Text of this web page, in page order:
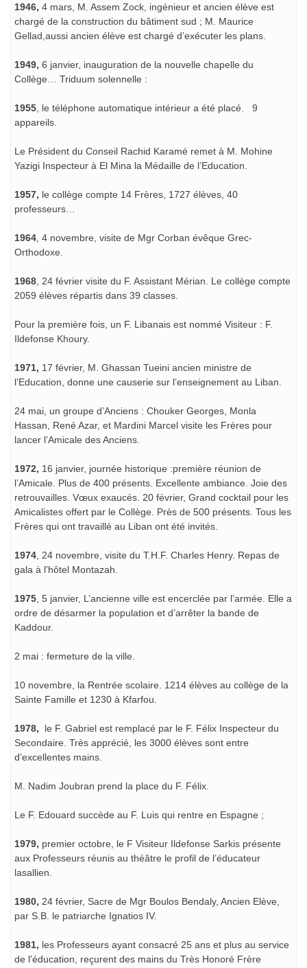
1946, 4 mars, M. Assem Zock, ingénieur et ancien élève est
chargé de la construction du bâtiment sud ; M. Maurice
Gellad,aussi ancien élève est chargé d’exécuter les plans.
1949, 6 janvier, inauguration de la nouvelle chapelle du
Collège… Triduum solennelle :
1955 , le téléphone automatique intérieur a été placé. 9
appareils.
Le Président du Conseil Rachid Karamé remet à M. Mohine
Yazigi Inspecteur à El Mina la Médaille de l’Education.
1957, le collège compte 14 Frères, 1727 élèves, 40
professeurs…
1964 , 4 novembre, visite de Mgr Corban évêque Grec-
Orthodoxe.
1968 , 24 février visite du F. Assistant Mérian. Le collège compte
2059 élèves répartis dans 39 classes.
Pour la première fois, un F. Libanais est nommé Visiteur : F.
Ildefonse Khoury.
1971, 17 février, M. Ghassan Tueini ancien ministre de
l’Education, donne une causerie sur l’enseignement au Liban.
24 mai, un groupe d’Anciens : Chouker Georges, Monla
Hassan, René Azar, et Mardini Marcel visite les Frères pour
lancer l’Amicale des Anciens.
1972, 16 janvier, journée historique :première réunion de
l’Amicale. Plus de 400 présents. Excellente ambiance. Joie des
retrouvailles. Vœux exaucés. 20 février, Grand cocktail pour les
Amicalistes offert par le Collège. Près de 500 présents. Tous les
Frères qui ont travaillé au Liban ont été invités.
1974 , 24 novembre, visite du T.H.F. Charles Henry. Repas de
gala à l’hôtel Montazah.
1975 , 5 janvier, L’ancienne ville est encerclée par l’armée. Elle a
ordre de désarmer la population et d’arrêter la bande de
Kaddour.
2 mai : fermeture de la ville.
10 novembre, la Rentrée scolaire. 1214 élèves au collège de la
Sainte Famille et 1230 à Kfarfou.
1978, le F. Gabriel est remplacé par le F. Félix Inspecteur du
Secondaire. Très apprécié, les 3000 élèves sont entre
d’excellentes mains.
M. Nadim Joubran prend la place du F. Félix.
Le F. Edouard succède au F. Luis qui rentre en Espagne ;
1979, premier octobre, le F Visiteur Ildefonse Sarkis présente
aux Professeurs réunis au théâtre le profil de l’éducateur
lasallien.
1980, 24 février, Sacre de Mgr Boulos Bendaly, Ancien Elève,
par S.B. le patriarche Ignatios IV.
1981, les Professeurs ayant consacré 25 ans et plus au service
de l’éducation, reçurent des mains du Très Honoré Frère